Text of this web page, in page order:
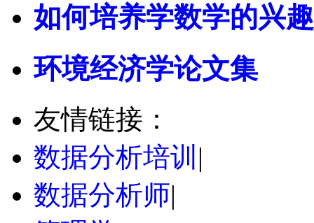
如何培养学数学的兴
环境经济学论文集
友情链接：
数据分析培训 |
数据分析师|